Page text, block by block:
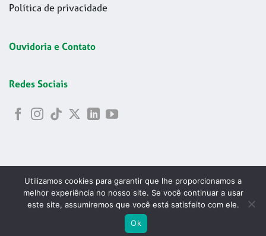
Política de privacidade
Ouvidoria e Contato
Redes Sociais
Copyright 2026 © Codelapa | 2024 Confederação Brasileira de
Esgrima - CNPJ 42.178.699/0001-24
Utilizamos cookies para garantir que lhe proporcionamos a
melhor experiência no nosso site. Se você continuar a usar
este site, assumiremos que você está satisfeito com ele.
Ok